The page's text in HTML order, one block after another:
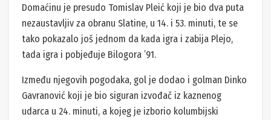
Domaćinu je presudo Tomislav Pleić koji je bio dva puta
nezaustavljiv za obranu Slatine, u 14. i 53. minuti, te se
tako pokazalo još jednom da kada igra i zabija Plejo,
tada igra i pobjeđuje Bilogora ’91.
Između njegovih pogodaka, gol je dodao i golman Dinko
Gavranović koji je bio siguran izvođač iz kaznenog
udarca u 24. minuti, a kojeg je izborio kolumbijski